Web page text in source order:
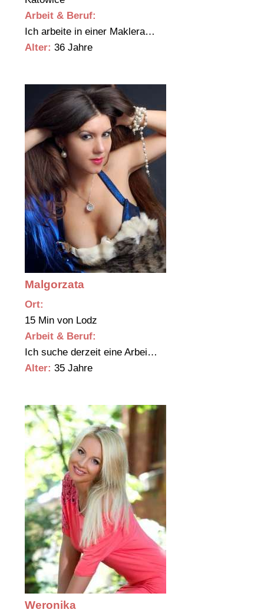
Arbeit & Beruf:
Ich arbeite in einer Maklera…
Alter: 36 Jahre
Malgorzata
Ort:
15 Min von Lodz
Arbeit & Beruf:
Ich suche derzeit eine Arbei…
Alter: 35 Jahre
Weronika